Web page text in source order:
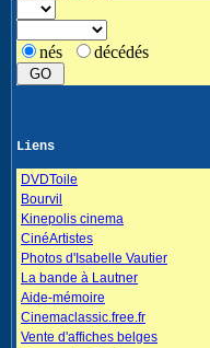
nés décédés
Liens
DVDToile
Bourvil
Kinepolis cinema
CinéArtistes
Photos d'Isabelle Vautier
La bande à Lautner
Aide-mémoire
Cinemaclassic.free.fr
Vente d'affiches belges